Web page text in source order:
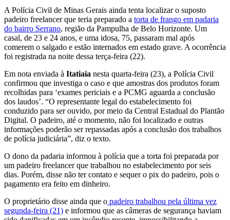
A Polícia Civil de Minas Gerais ainda tenta localizar o suposto
padeiro freelancer que teria preparado a torta de frango em padaria
do bairro Serrano, região da Pampulha de Belo Horizonte. Um
casal, de 23 e 24 anos, e uma idosa, 75, passaram mal após
comerem o salgado e estão internados em estado grave. A ocorrência
foi registrada na noite dessa terça-feira (22).
Em nota enviada à Itatiaia nesta quarta-feira (23), a Polícia Civil
confirmou que investiga o caso e que amostras dos produtos foram
recolhidas para ‘exames periciais e a PCMG aguarda a conclusão
dos laudos’. “O representante legal do estabelecimento foi
conduzido para ser ouvido, por meio da Central Estadual do Plantão
Digital. O padeiro, até o momento, não foi localizado e outras
informações poderão ser repassadas após a conclusão dos trabalhos
de polícia judiciária”, diz o texto.
O dono da padaria informou à polícia que a torta foi preparada por
um padeiro freelancer que trabalhou no estabelecimento por seis
dias. Porém, disse não ter contato e sequer o pix do padeiro, pois o
pagamento era feito em dinheiro.
O proprietário disse ainda que o padeiro trabalhou pela última vez
segunda-feira (21) e informou que as câmeras de segurança haviam